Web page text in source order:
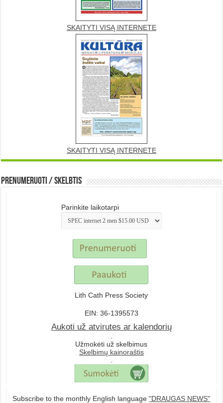
SKAITYTI VISĄ INTERNETE
SKAITYTI VISĄ INTERNETE
Prenumeruoti / Skelbtis
Parinkite laikotarpi
Lith Cath Press Society
EIN: 36-1395573
Aukoti už atvirutes ar kalendorių
.
Užmokėti už skelbimus
Skelbimų kainoraštis
.
Subscribe to the monthly English language"DRAUGAS NEWS"